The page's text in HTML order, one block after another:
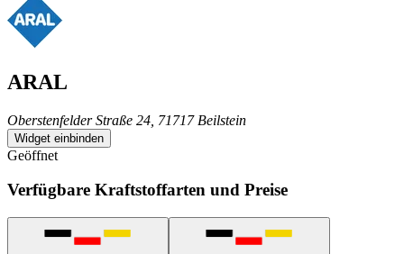
ARAL
Oberstenfelder Straße 24, 71717 Beilstein
Widget einbinden
Geöffnet
Verfügbare Kraftstoffarten und Preise